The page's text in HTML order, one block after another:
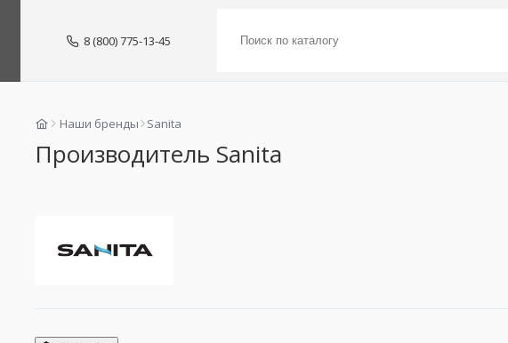
8 (800) 775-13-45
Наши бренды Sanita
Производитель Sanita